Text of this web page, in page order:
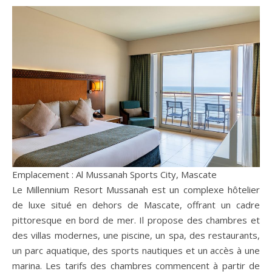
Emplacement : Al Mussanah Sports City, Mascate
Le Millennium Resort Mussanah est un complexe hôtelier
de luxe situé en dehors de Mascate, offrant un cadre
pittoresque en bord de mer. Il propose des chambres et
des villas modernes, une piscine, un spa, des restaurants,
un parc aquatique, des sports nautiques et un accès à une
marina. Les tarifs des chambres commencent à partir de